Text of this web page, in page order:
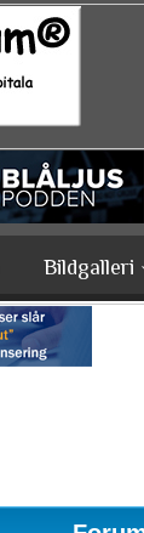
Bildgalleri